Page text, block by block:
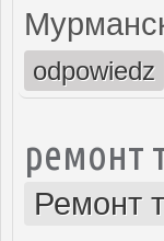
odpowiedz
ремонт
Ремонт